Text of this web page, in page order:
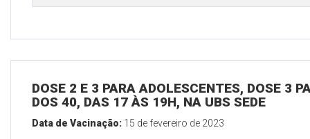
DOSE 2 E 3 PARA ADOLESCENTES, DOSE 3
DOS 40, DAS 17 ÀS 19H, NA UBS SEDE
Data de Vacinação: 15 de fevereiro de 2023